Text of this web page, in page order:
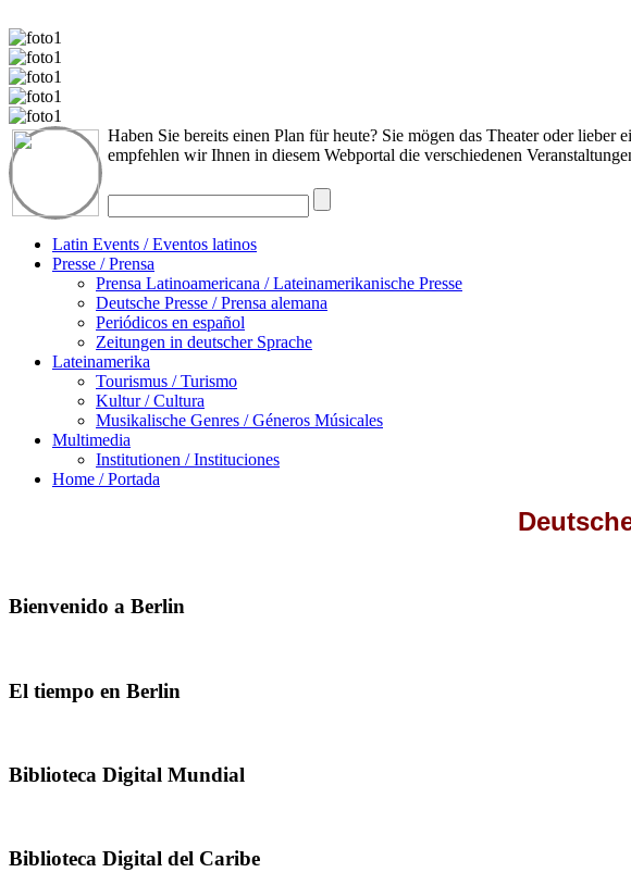
Haben Sie bereits einen Plan für heute? Sie mögen das Theater oder
empfehlen wir Ihnen in diesem Webportal die verschiedenen
Latin Events / Eventos latinos
Presse / Prensa
Prensa Latinoamericana / Lateinamerikanische Presse
Deutsche Presse / Prensa alemana
Periódicos en español
Zeitungen in deutscher Sprache
Lateinamerika
Tourismus / Turismo
Kultur / Cultura
Musikalische Genres / Géneros Músicales
Multimedia
Institutionen / Instituciones
Home / Portada
Bienvenido a Berlin
El tiempo en Berlin
Biblioteca Digital Mundial
Biblioteca Digital del Caribe